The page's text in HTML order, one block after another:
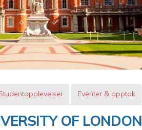
Eventer & opptak
OF LONDON